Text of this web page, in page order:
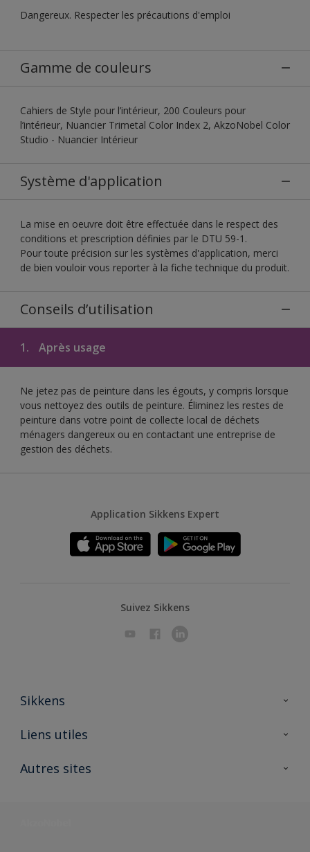
Dangereux. Respecter les précautions d'emploi
Gamme de couleurs
Cahiers de Style pour l’intérieur, 200 Couleurs pour
l’intérieur, Nuancier Trimetal Color Index 2, AkzoNobel Color
Studio - Nuancier Intérieur
Système d'application
La mise en oeuvre doit être effectuée dans le respect des
conditions et prescription définies par le DTU 59-1.
Pour toute précision sur les systèmes d'application, merci
de bien vouloir vous reporter à la fiche technique du produit.
Conseils d’utilisation
1. Après usage
Ne jetez pas de peinture dans les égouts, y compris lorsque
vous nettoyez des outils de peinture. Éliminez les restes de
peinture dans votre point de collecte local de déchets
ménagers dangereux ou en contactant une entreprise de
gestion des déchets.
Application Sikkens Expert
Suivez Sikkens
Sikkens
A propos de Sikkens
Liens utiles
Ouvrir un magasin PASS
Autres sites